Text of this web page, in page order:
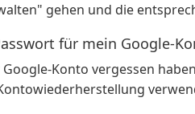
gehen und die
für mein Google-
Konto vergessen